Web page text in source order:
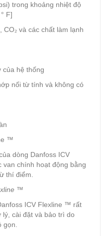
trong khoảng nhiệt độ
F]
và các chất làm lạnh
của hệ thống
nối từ tính và không có
™
dòng Danfoss ICV
chính hoạt động bằng
thí điểm.
™
ICV Flexline ™ rất
cài đặt và bảo trì do